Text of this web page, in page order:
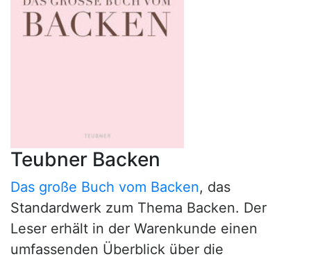
Teubner Backen
Das große Buch vom Backen, das
Standardwerk zum Thema Backen. Der
Leser erhält in der Warenkunde einen
umfassenden Überblick über die